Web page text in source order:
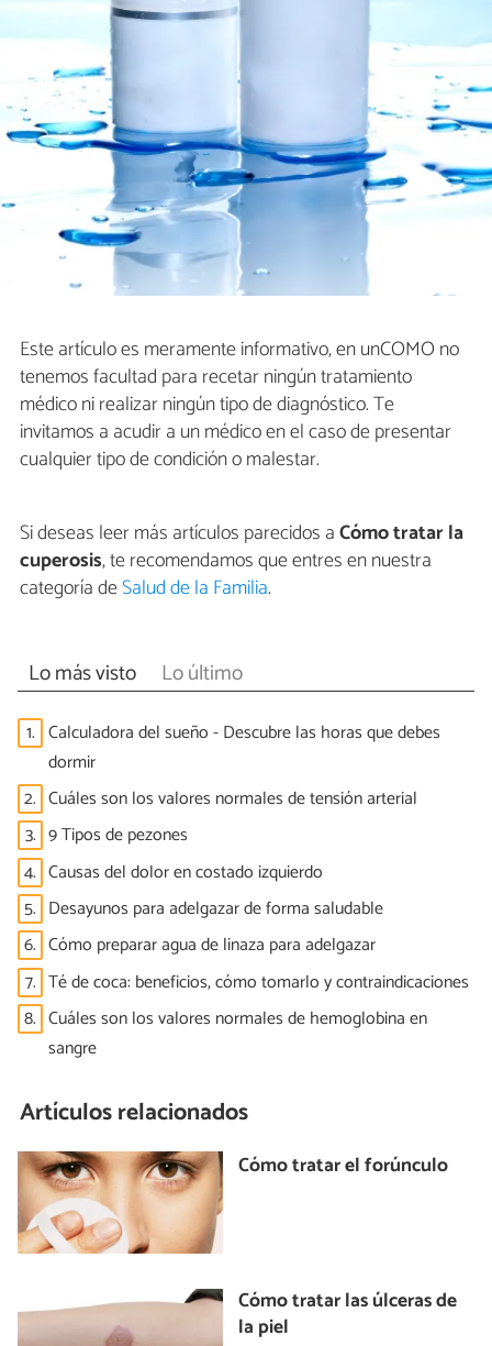
Este artículo es meramente informativo, en unCOMO no
tenemos facultad para recetar ningún tratamiento
médico ni realizar ningún tipo de diagnóstico. Te
invitamos a acudir a un médico en el caso de presentar
cualquier tipo de condición o malestar.
Si deseas leer más artículos parecidos aCómo tratar la
cuperosis, te recomendamos que entres en nuestra
categoría deSalud de la Familia.
Lo más visto Lo último
1. Calculadora del sueño - Descubre las horas que debes
dormir
2. Cuáles son los valores normales de tensión arterial
3. 9 Tipos de pezones
4. Causas del dolor en costado izquierdo
5. Desayunos para adelgazar de forma saludable
6. Cómo preparar agua de linaza para adelgazar
7. Té de coca: beneficios, cómo tomarlo y contraindicaciones
8. Cuáles son los valores normales de hemoglobina en
sangre
Artículos relacionados
Cómo tratar el forúnculo
Cómo tratar las úlceras de
la piel